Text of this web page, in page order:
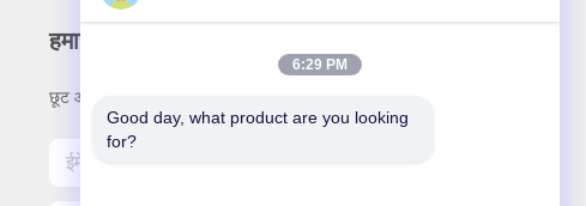
हमारा समाचार पत्र
छूट और अधिक के लिए हमारे न्यूज़लेटर की सदस्यता लें।
6:29 PM
Good day, what product are you looking
for?